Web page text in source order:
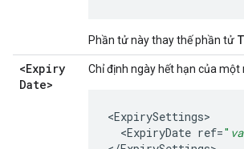
Phần tử này thay thế phần tử
<Expiry
Date>
Chỉ định ngày hết hạn của
<ExpirySettings
<ExpiryDate ref="